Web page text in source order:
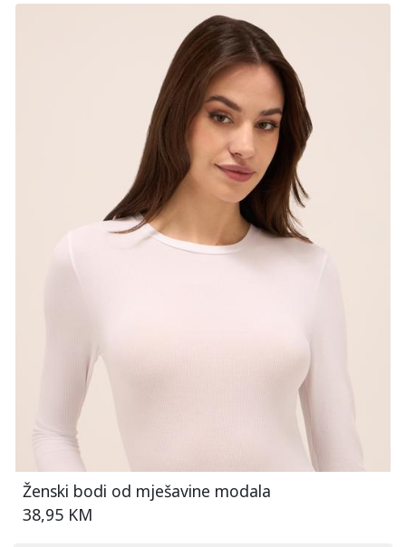
Ženski bodi od mješavine modala
38,95 KM